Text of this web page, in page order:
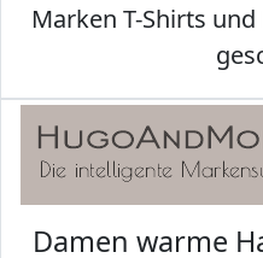
Marken T-Shirts
Damen warme